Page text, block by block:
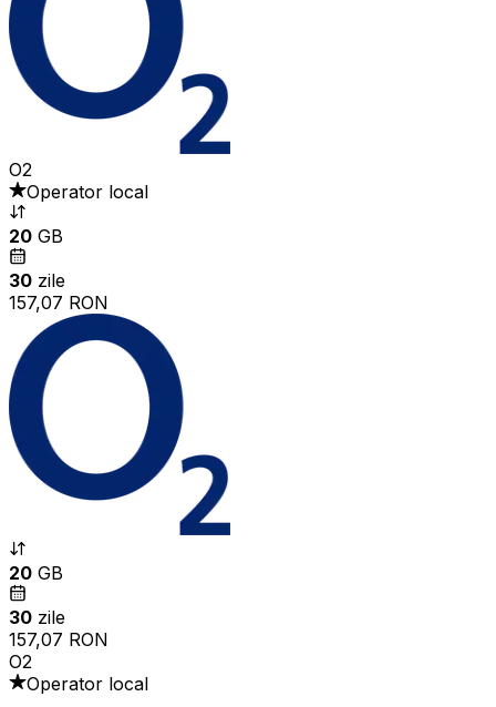
O2
Operator local
20 GB
30 zile
157,07 RON
20 GB
30 zile
157,07 RON
O2
Operator local